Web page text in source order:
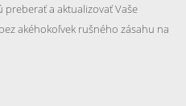
a aktualizovať Vaše
akéhokoľvek rušného zásahu na